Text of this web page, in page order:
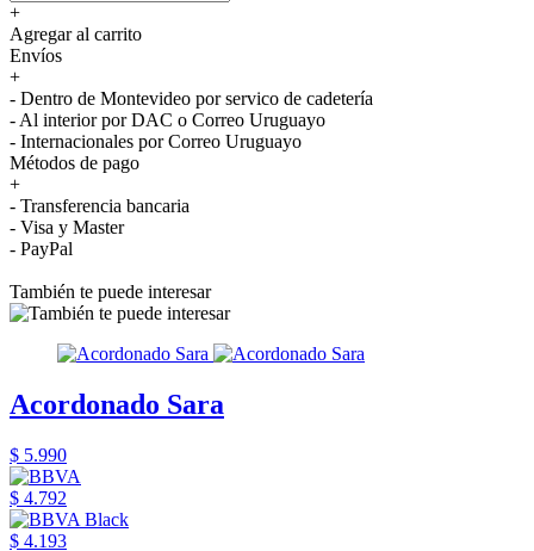
+
Agregar al carrito
Envíos
+
- Dentro de Montevideo por servico de cadetería
- Al interior por DAC o Correo Uruguayo
- Internacionales por Correo Uruguayo
Métodos de pago
+
- Transferencia bancaria
- Visa y Master
- PayPal
También te puede interesar
Acordonado Sara
$ 5.990
$ 4.792
$ 4.193